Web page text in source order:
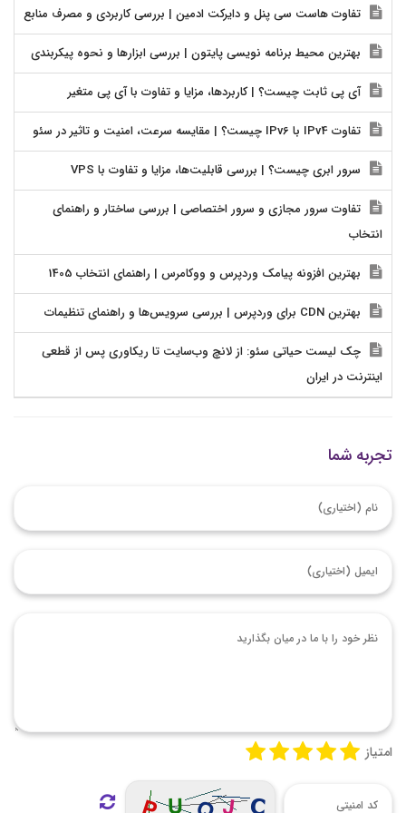
تفاوت هاست سی پنل و دایرکت ادمین | بررسی کاربردی و مصرف منابع
بهترین محیط برنامه نویسی پایتون | بررسی ابزارها و نحوه پیکربندی
آی پی ثابت چیست؟ | کاربردها، مزایا و تفاوت با آی پی متغیر
تفاوت IPv4 با IPv6 چیست؟ | مقایسه سرعت، امنیت و تاثیر در سئو
سرور ابری چیست؟ | بررسی قابلیت‌ها، مزایا و تفاوت با VPS
تفاوت سرور مجازی و سرور اختصاصی | بررسی ساختار و راهنمای
انتخاب
بهترین افزونه پیامک وردپرس و ووکامرس | راهنمای انتخاب 1405
بهترین CDN برای وردپرس | بررسی سرویس‌ها و راهنمای تنظیمات
چک لیست حیاتی سئو: از لانچ وب‌سایت تا ریکاوری پس از قطعی
اینترنت در ایران
تجربه شما
امتیاز